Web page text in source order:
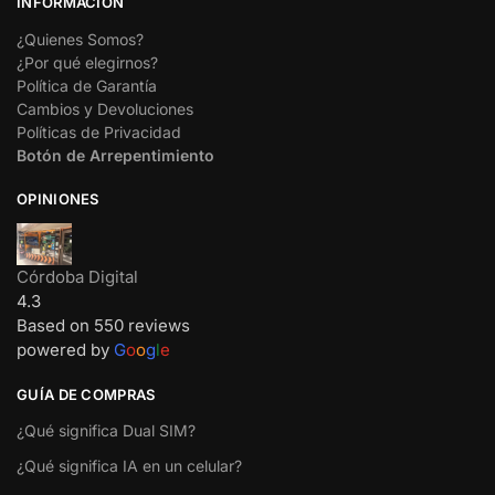
¿Quienes Somos?
¿Por qué elegirnos?
Política de Garantía
Cambios y Devoluciones
Políticas de Privacidad
Botón de Arrepentimiento
OPINIONES
Córdoba Digital
4.3
Based on 550 reviews
powered by Google
GUÍA DE COMPRAS
¿Qué significa Dual SIM?
¿Qué significa IA en un celular?